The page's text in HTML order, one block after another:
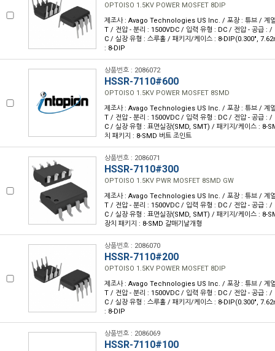
OPTOISO 1.5KV POWER MOSFET 8DIP
제조사 : Avago Technologies US Inc. / 포장 : 튜브 / 계
T / 전압 - 분리 : 1500VDC / 입력 유형 : DC / 전압 - 공급 : /
C / 실장 유형 : 스루홀 / 패키지/케이스 : 8-DIP(0.300",
: 8-DIP
상품번호 : 2086072
HSSR-7110#600
OPTOISO 1.5KV POWER MOSFET 8SMD
제조사 : Avago Technologies US Inc. / 포장 : 튜브 / 계
T / 전압 - 분리 : 1500VDC / 입력 유형 : DC / 전압 - 공급 : /
C / 실장 유형 : 표면실장(SMD, SMT) / 패키지/케이스 : 8-
치 패키지 : 8-SMD 버트 조인트
상품번호 : 2086071
HSSR-7110#300
OPTOISO 1.5KV PWR MOSFET 8SMD GW
제조사 : Avago Technologies US Inc. / 포장 : 튜브 / 계
T / 전압 - 분리 : 1500VDC / 입력 유형 : DC / 전압 - 공급 : /
C / 실장 유형 : 표면실장(SMD, SMT) / 패키지/케이스 : 8-
장치 패키지 : 8-SMD 갈매기날개형
상품번호 : 2086070
HSSR-7110#200
OPTOISO 1.5KV POWER MOSFET 8DIP
제조사 : Avago Technologies US Inc. / 포장 : 튜브 / 계
T / 전압 - 분리 : 1500VDC / 입력 유형 : DC / 전압 - 공급 : /
C / 실장 유형 : 스루홀 / 패키지/케이스 : 8-DIP(0.300",
: 8-DIP
상품번호 : 2086069
HSSR-7110#100